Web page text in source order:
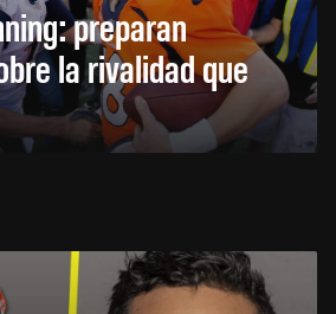
preparan
la rivalidad que